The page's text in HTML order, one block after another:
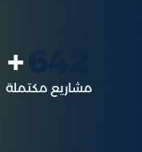
مشاريع مكتملة